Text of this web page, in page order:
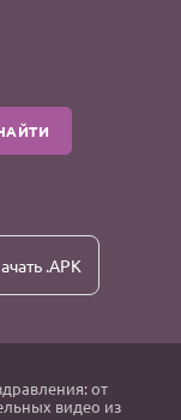
.APK
от
видео из